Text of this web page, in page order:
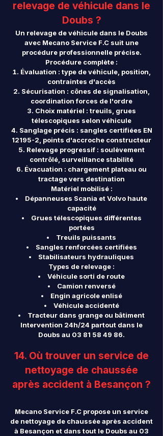
relevage de véhicule dans le
Doubs ?
Un relevage de véhicule dans le Doubs
avec Mecano Service F.C suit une
procédure professionnelle précise.
Procédure complète :
Évaluation : type de véhicule, position,
contraintes d'accès
Sécurisation : cônes de signalisation,
coordination forces de l'ordre
Choix matériel : treuils, grues
télescopiques selon véhicule
Sanglage précis : sangles certifiées EN
12195-2, points d'accroche constructeur
Relevage progressif : soulèvement
contrôlé, surveillance stabilité
Évacuation : chargement plateau ou
tractage vers destination
Matériel mobilisé :
Dépanneuses Scania et Volvo haute
capacité
Grues télescopiques différentes
portées
Treuils puissants
Sangles renforcées certifiées
Stabilisateurs hydrauliques
Types de relevage :
Véhicule sorti de route
Camion renversé
Engin agricole enlisé
Véhicule accidenté
Tracteur dans grange ou bâtiment
Intervention 24h/24 partout dans le
Doubs au 03 81 58 49 86.
14. Où trouver un service de
nettoyage de chaussée
après accident à Besançon ?
Mecano Service F.C propose un service
de nettoyage de chaussée après accident
à Besançon et dans tout le Doubs au 03